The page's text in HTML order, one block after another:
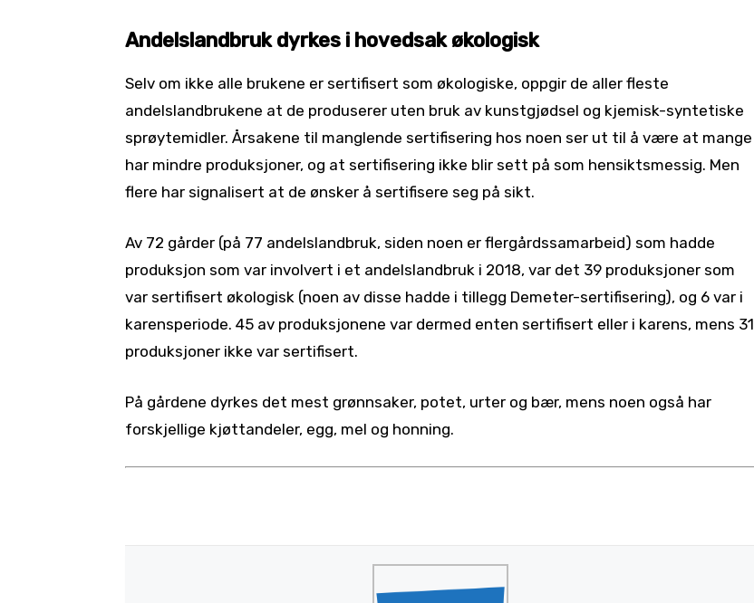
Andelslandbruk dyrkes i hovedsak økologisk
Selv om ikke alle brukene er sertifisert som økologiske, oppgir de aller fleste
andelslandbrukene at de produserer uten bruk av kunstgjødsel og kjemisk-syntetiske
sprøytemidler. Årsakene til manglende sertifisering hos noen ser ut til å være at mange
har mindre produksjoner, og at sertifisering ikke blir sett på som hensiktsmessig. Men
flere har signalisert at de ønsker å sertifisere seg på sikt.
Av 72 gårder (på 77 andelslandbruk, siden noen er flergårdssamarbeid) som hadde
produksjon som var involvert i et andelslandbruk i 2018, var det 39 produksjoner som
var sertifisert økologisk (noen av disse hadde i tillegg Demeter-sertifisering), og 6 var i
karensperiode. 45 av produksjonene var dermed enten sertifisert eller i karens, mens 31
produksjoner ikke var sertifisert.
På gårdene dyrkes det mest grønnsaker, potet, urter og bær, mens noen også har
forskjellige kjøttandeler, egg, mel og honning.